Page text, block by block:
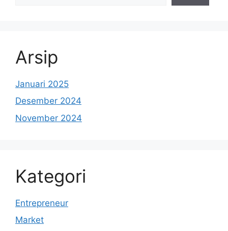
Arsip
Januari 2025
Desember 2024
November 2024
Kategori
Entrepreneur
Market